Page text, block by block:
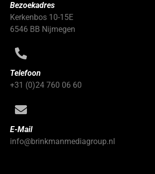
Bezoekadres
Kerkenbos 10-15E
6546 BB Nijmegen
Telefoon
+31 (0)24 760 06 60
E-Mail
info@brinkmanmediagroup.nl